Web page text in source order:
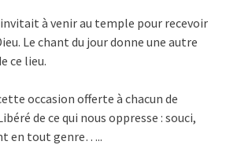
à venir au temple pour recevoir
Le chant du jour donne une autre
ce lieu.
occasion offerte à chacun de
de ce qui nous oppresse : souci,
en tout genre…..